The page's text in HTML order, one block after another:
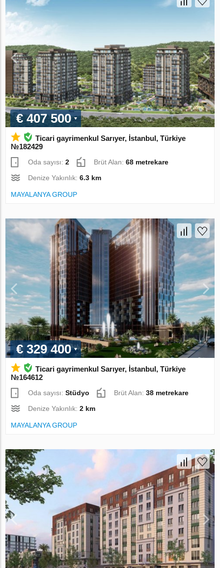
€ 407 500
Ticari gayrimenkul Sarıyer, İstanbul, Türkiye
№182429
Oda sayısı:2 Brüt Alan:68 metrekare
Denize Yakınlık:6.3 km
MAYALANYA GROUP
€ 329 400
Ticari gayrimenkul Sarıyer, İstanbul, Türkiye
№164612
Oda sayısı:Stüdyo Brüt Alan:38 metrekare
Denize Yakınlık:2 km
MAYALANYA GROUP